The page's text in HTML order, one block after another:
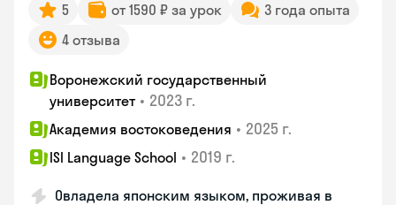
5 от 1590 ₽ за урок
3 года опыта
4 отзыва
Воронежский государственный
университет • 2023 г.
Академия востоковедения • 2025 г.
ISI Language School • 2019 г.
Овладела японским языком, проживая в